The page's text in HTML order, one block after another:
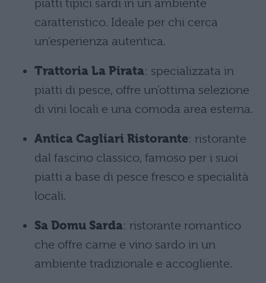
piatti tipici sardi in un ambiente
caratteristico. Ideale per chi cerca
un’esperienza autentica.
Trattoria La Pirata: specializzata in
piatti di pesce, offre un’ottima selezione
di vini locali e una comoda area esterna.
Antica Cagliari Ristorante: ristorante
dal fascino classico, famoso per i suoi
piatti a base di pesce fresco e specialità
locali.
Sa Domu Sarda: ristorante romantico
che offre carne e vino sardo in un
ambiente tradizionale e accogliente.